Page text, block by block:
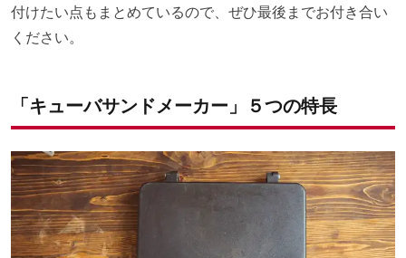
付けたい点もまとめているので、ぜひ最後までお付き合い
ください。
「キューバサンドメーカー」５つの特長